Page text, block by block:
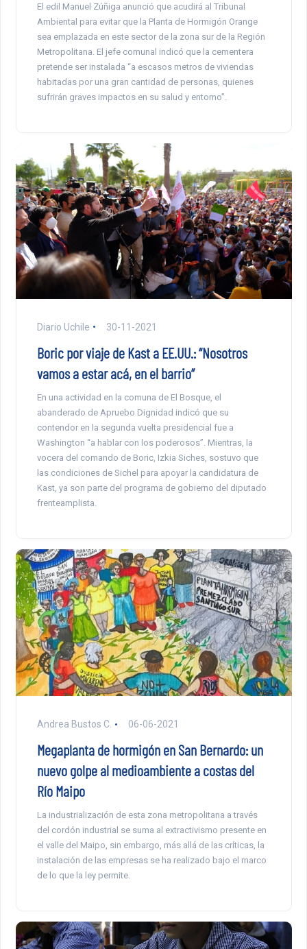
El edil Manuel Zúñiga anunció que acudirá al Tribunal
Ambiental para evitar que la Planta de Hormigón Orange
sea emplazada en este sector de la zona sur de la Región
Metropolitana. El jefe comunal indicó que la cementera
pretende ser instalada “a escasos metros de viviendas
habitadas por una gran cantidad de personas, quienes
sufrirán graves impactos en su salud y entorno”.
Diario Uchile 30-11-2021
Boric por viaje de Kast a EE.UU.: “Nosotros
vamos a estar acá, en el barrio”
En una actividad en la comuna de El Bosque, el
abanderado de Apruebo Dignidad indicó que su
contendor en la segunda vuelta presidencial fue a
Washington “a hablar con los poderosos”. Mientras, la
vocera del comando de Boric, Izkia Siches, sostuvo que
las condiciones de Sichel para apoyar la candidatura de
Kast, ya son parte del programa de gobierno del diputado
frenteamplista.
Andrea Bustos C. 06-06-2021
Megaplanta de hormigón en San Bernardo: un
nuevo golpe al medioambiente a costas del
Río Maipo
La industrialización de esta zona metropolitana a través
del cordón industrial se suma al extractivismo presente en
el valle del Maipo, sin embargo, más allá de las críticas, la
instalación de las empresas se ha realizado bajo el marco
de lo que la ley permite.